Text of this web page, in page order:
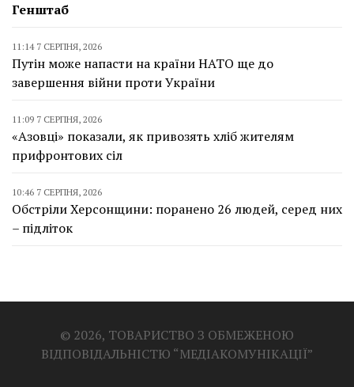
Генштаб
11:14 7 СЕРПНЯ, 2026
Путін може напасти на країни НАТО ще до
завершення війни проти України
11:09 7 СЕРПНЯ, 2026
«Азовці» показали, як привозять хліб жителям
прифронтових сіл
10:46 7 СЕРПНЯ, 2026
Обстріли Херсонщини: поранено 26 людей, серед них
– підліток
© 2026, ТОВАРИСТВО З ОБМЕЖЕНОЮ
ВІДПОВІДАЛЬНІСТЮ “МЕДІАКОМУНІКАЦІЇ”